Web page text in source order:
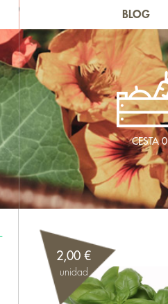
BLOG
CESTA0
2,00 €
unidad